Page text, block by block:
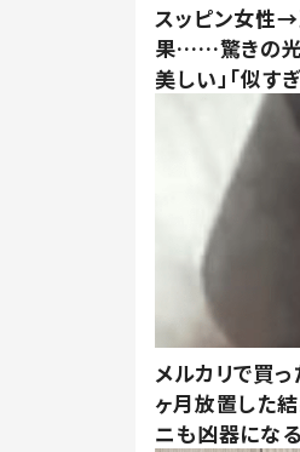
スッピン女性
果……驚きの光
美しい」「似すぎ
メルカリで買
ヶ月放置した
ニも凶器になる